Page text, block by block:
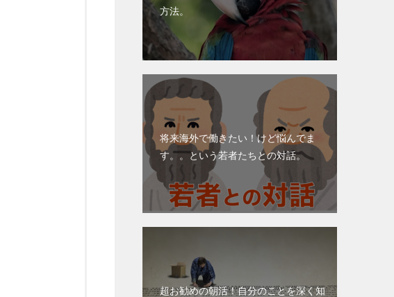
方法。
将来海外で働きたい！けど悩んでま
す。。という若者たちとの対話。
超お勧めの朝活！自分のことを深く知